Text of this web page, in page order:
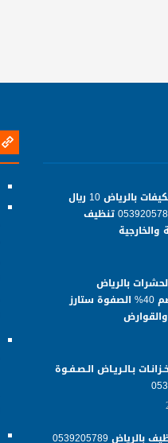
شركة تنظيف مكيفات بالرياض 10 ريال
غسيل المكيف0539205789 تنظيف
والخارجية
بالرياض
0539205789 خصم 40% الصفوة ستارز
بـالـريـاض الـصـفـوة
افضل شركة تنظيف بالرياض 0539205789